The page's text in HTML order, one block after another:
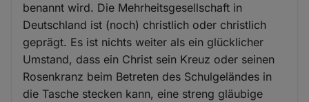
benannt wird. Die Mehrheitsgesellschaft in
Deutschland ist (noch) christlich oder christlich
geprägt. Es ist nichts weiter als ein glücklicher
Umstand, dass ein Christ sein Kreuz oder seinen
Rosenkranz beim Betreten des Schulgeländes in
die Tasche stecken kann, eine streng gläubige